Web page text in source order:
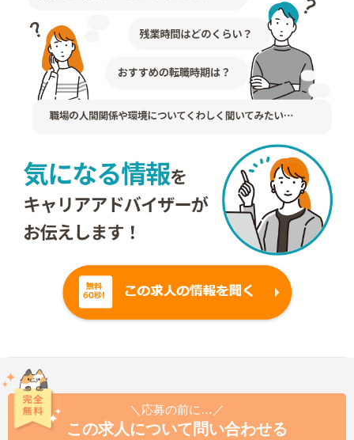
＼応募の前に…／
この求人について問い合わせる